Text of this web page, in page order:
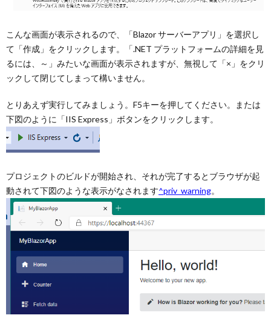
こんな画面が表示されるので、「Blazor サーバーアプリ」を選択し
て「作成」をクリックします。「.NET プラットフォームの詳細を見
るには、～」みたいな画面が表示されますが、無視して「×」をクリ
ックして閉じてしまって構いません。
とりあえず実行してみましょう。F5キーを押してください。または
下図のように「IIS Express」ボタンをクリックします。
プロジェクトのビルドが開始され、それが完了するとブラウザが起
動されて下図のような表示がなされます^priv_warning。